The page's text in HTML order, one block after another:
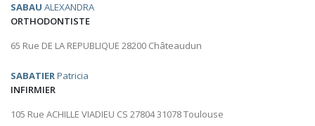
SABAU ALEXANDRA
ORTHODONTISTE
65 Rue DE LA REPUBLIQUE 28200 Châteaudun
SABATIERPatricia
INFIRMIER
105 Rue ACHILLE VIADIEU CS 27804 31078 Toulouse